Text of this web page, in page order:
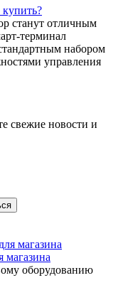
станут отличным
терминал
набором
управления
свежие новости и
магазина
оборудованию